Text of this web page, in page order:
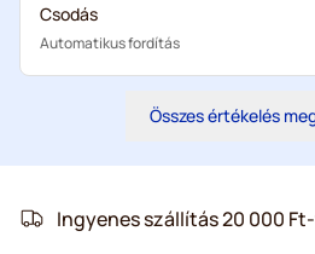
Csodás
Automatikus fordítás
Összes értékelés
Ingyenes szállítás 20 000